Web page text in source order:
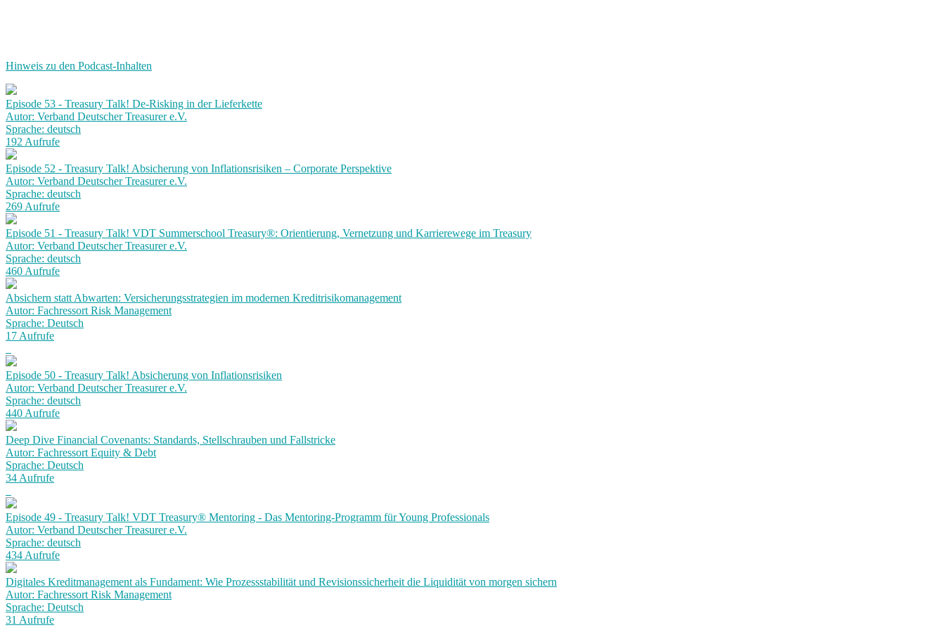
Hinweis zu den Podcast-Inhalten
Episode 53 - Treasury Talk! De-Risking in der Lieferkette
Autor: Verband Deutscher Treasurer e.V.
Sprache: deutsch
192 Aufrufe
Episode 52 - Treasury Talk! Absicherung von Inflationsrisiken – Corporate Perspektive
Autor: Verband Deutscher Treasurer e.V.
Sprache: deutsch
269 Aufrufe
Episode 51 - Treasury Talk! VDT Summerschool Treasury®: Orientierung, Vernetzung und Karrierewege im Treasury
Autor: Verband Deutscher Treasurer e.V.
Sprache: deutsch
460 Aufrufe
Absichern statt Abwarten: Versicherungsstrategien im modernen Kreditrisikomanagement
Autor: Fachressort Risk Management
Sprache: Deutsch
17 Aufrufe
Episode 50 - Treasury Talk! Absicherung von Inflationsrisiken
Autor: Verband Deutscher Treasurer e.V.
Sprache: deutsch
440 Aufrufe
Deep Dive Financial Covenants: Standards, Stellschrauben und Fallstricke
Autor: Fachressort Equity & Debt
Sprache: Deutsch
34 Aufrufe
Episode 49 - Treasury Talk! VDT Treasury® Mentoring - Das Mentoring-Programm für Young Professionals
Autor: Verband Deutscher Treasurer e.V.
Sprache: deutsch
434 Aufrufe
Digitales Kreditmanagement als Fundament: Wie Prozessstabilität und Revisionssicherheit die Liquidität von morgen sichern
Autor: Fachressort Risk Management
Sprache: Deutsch
31 Aufrufe